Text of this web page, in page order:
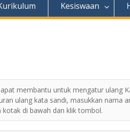
Kesiswaan
membantu untuk mengatur ulang
ulang kata sandi, masukkan nama
kotak di bawah dan klik tombol.